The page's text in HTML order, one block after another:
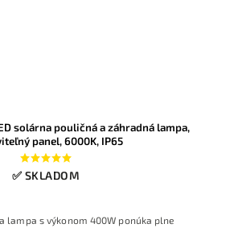
solárna pouličná a záhradná lampa,
panel, 6000K, IP65
✅ SKLADOM
lampa s výkonom 400W ponúka plne